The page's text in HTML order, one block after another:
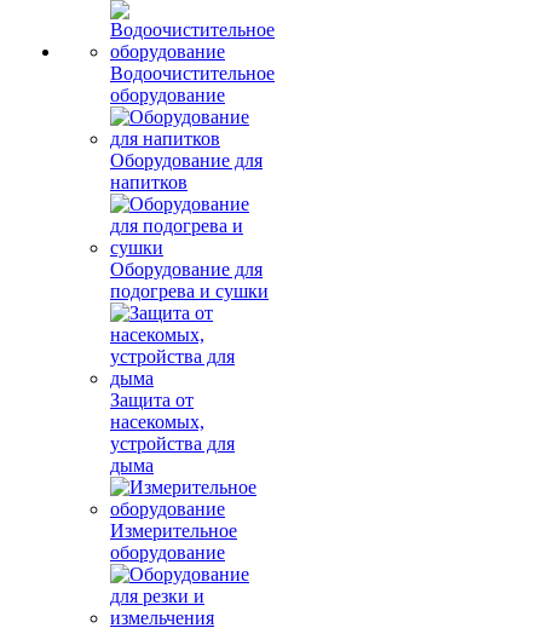
Водоочистительное
оборудование
Оборудование для
напитков
Оборудование для
подогрева и сушки
Защита от
насекомых,
устройства для
дыма
Измерительное
оборудование